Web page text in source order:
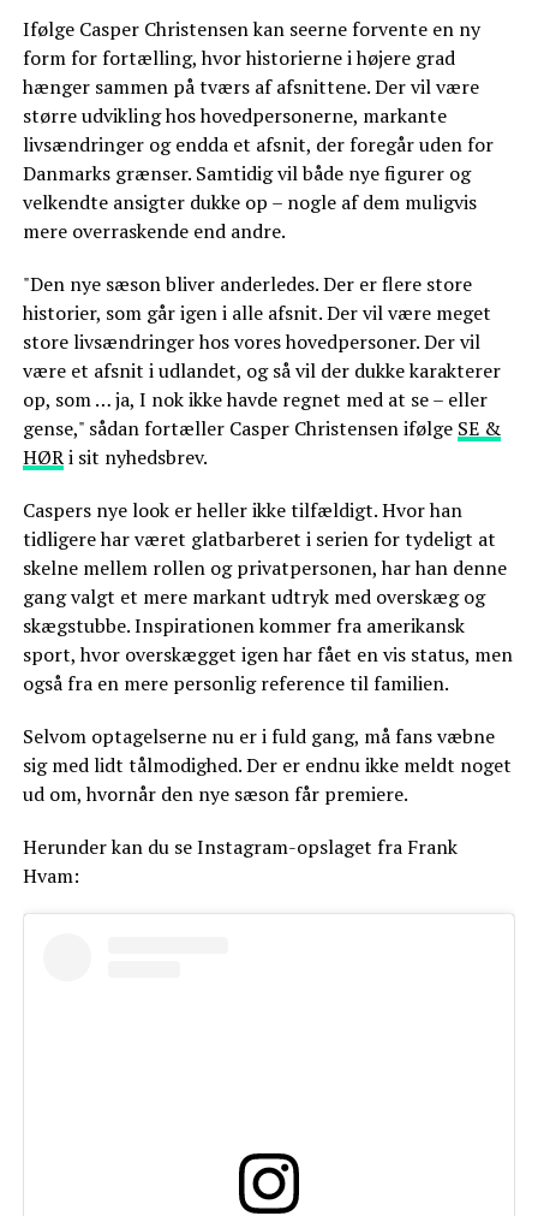
Ifølge Casper Christensen kan seerne forvente en ny
form for fortælling, hvor historierne i højere grad
hænger sammen på tværs af afsnittene. Der vil være
større udvikling hos hovedpersonerne, markante
livsændringer og endda et afsnit, der foregår uden for
Danmarks grænser. Samtidig vil både nye figurer og
velkendte ansigter dukke op – nogle af dem muligvis
mere overraskende end andre.
"Den nye sæson bliver anderledes. Der er flere store
historier, som går igen i alle afsnit. Der vil være meget
store livsændringer hos vores hovedpersoner. Der vil
være et afsnit i udlandet, og så vil der dukke karakterer
op, som … ja, I nok ikke havde regnet med at se – eller
gense," sådan fortæller Casper Christensen ifølge SE &
HØRi sit nyhedsbrev.
Caspers nye look er heller ikke tilfældigt. Hvor han
tidligere har været glatbarberet i serien for tydeligt at
skelne mellem rollen og privatpersonen, har han denne
gang valgt et mere markant udtryk med overskæg og
skægstubbe. Inspirationen kommer fra amerikansk
sport, hvor overskægget igen har fået en vis status, men
også fra en mere personlig reference til familien.
Selvom optagelserne nu er i fuld gang, må fans væbne
sig med lidt tålmodighed. Der er endnu ikke meldt noget
ud om, hvornår den nye sæson får premiere.
Herunder kan du se Instagram-opslaget fra Frank
Hvam: